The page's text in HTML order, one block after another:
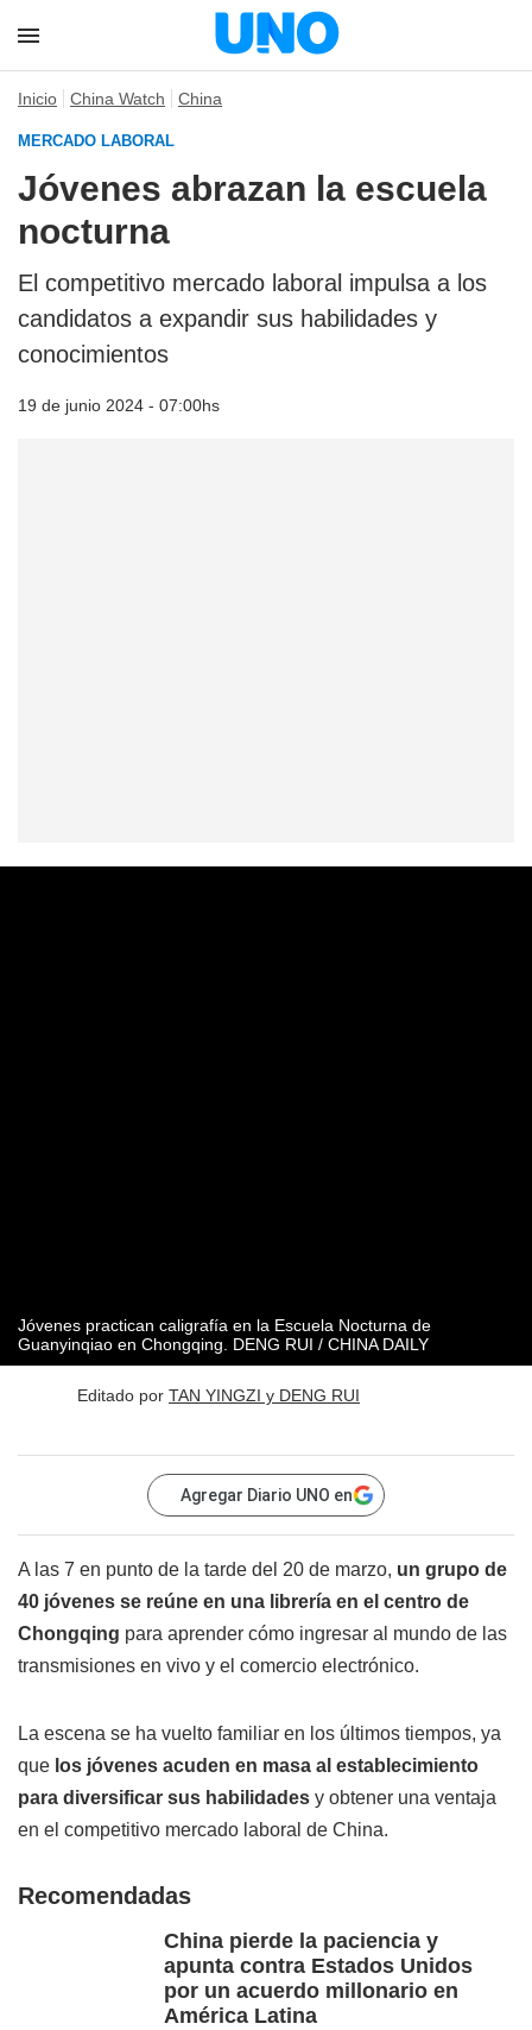
Inicio China Watch China
MERCADO LABORAL
Jóvenes abrazan la escuela
nocturna
El competitivo mercado laboral impulsa a los
candidatos a expandir sus habilidades y
conocimientos
19 de junio 2024 - 07:00hs
Jóvenes practican caligrafía en la Escuela Nocturna de
Guanyinqiao en Chongqing. DENG RUI / CHINA DAILY
Editado por TAN YINGZI y DENG RUI
Agregar Diario UNO en
A las 7 en punto de la tarde del 20 de marzo, un grupo de
40 jóvenes se reúne en una librería en el centro de
Chongqing para aprender cómo ingresar al mundo de las
transmisiones en vivo y el comercio electrónico.
La escena se ha vuelto familiar en los últimos tiempos, ya
que los jóvenes acuden en masa al establecimiento
para diversificar sus habilidades y obtener una ventaja
en el competitivo mercado laboral de China.
Recomendadas
China pierde la paciencia y
apunta contra Estados Unidos
por un acuerdo millonario en
América Latina